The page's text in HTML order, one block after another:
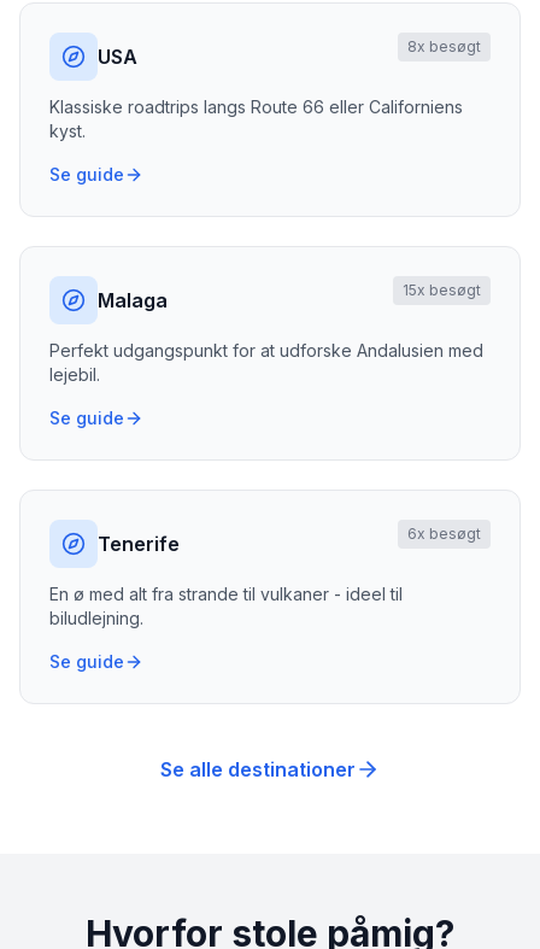
USA 8x besøgt
Klassiske roadtrips langs Route 66 eller Californiens
kyst.
Se guide
Malaga 15x besøgt
Perfekt udgangspunkt for at udforske Andalusien med
lejebil.
Se guide
Tenerife 6x besøgt
En ø med alt fra strande til vulkaner - ideel til
biludlejning.
Se guide
Se alle destinationer
Hvorfor stole påmig?